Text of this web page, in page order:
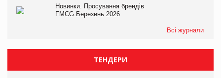
Новинки. Просування брендів
FMCG.Березень 2026
Всі журнали
ТЕНДЕРИ